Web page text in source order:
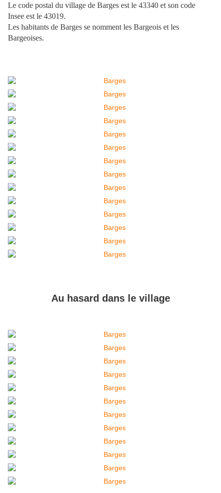
Le code postal du village de Barges est le 43340 et son code
Insee est le 43019.
Les habitants de Barges se nomment les Bargeois et les
Bargeoises.
Au hasard dans le village